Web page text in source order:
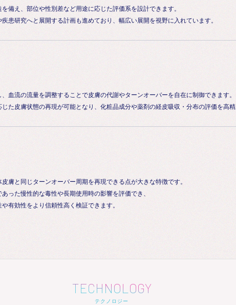
備え、部位や性別差など用途に応じた評価系を設計できます。
患研究へと展開する計画も進めており、幅広い展開を視野に入れています。
血流の流量を調整することで皮膚の代謝やターンオーバーを自在に制御できます。
た皮膚状態の再現が可能となり、化粧品成分や薬剤の経皮吸収・分布の評価を高精
膚と同じターンオーバー周期を再現できる点が大きな特徴です。
った慢性的な毒性や長期使用時の影響を評価でき、
有効性をより信頼性高く検証できます。
TECHNOLOGY
テクノロジー